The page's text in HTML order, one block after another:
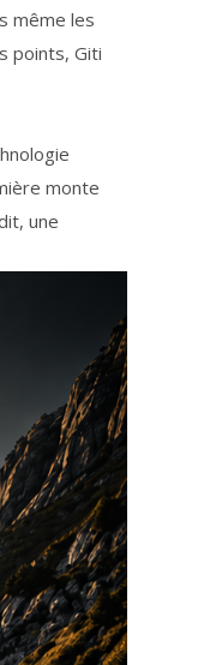
même les
points, Giti
monte
une